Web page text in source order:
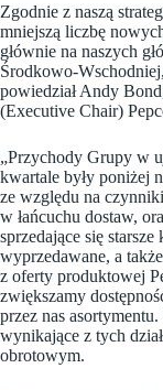
Zgodnie z naszą
mniejszą liczbę
głównie na naszych
Środkowo-
powiedział Andy
(Executive Chair)
„Przychody Grupy w
kwartale były poniżej
ze względu na
w łańcuchu dostaw,
sprzedające się
wyprzedawane, a
z oferty produktowej
zwiększamy
przez nas
wynikające z tych
obrotowym.